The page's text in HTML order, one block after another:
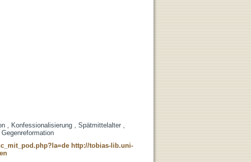
, Konfessionalisierung , Spätmittelalter ,
http://tobias-lib.uni-